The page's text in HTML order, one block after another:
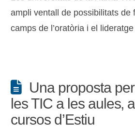
ampli ventall de possibilitats de
camps de l’oratòria i el lideratge
Una proposta
les TIC a les aules,
cursos d’Estiu